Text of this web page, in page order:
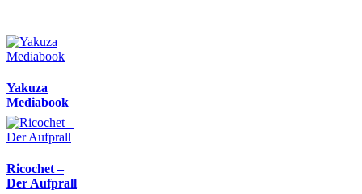
Yakuza
Mediabook
Ricochet –
Der Aufprall